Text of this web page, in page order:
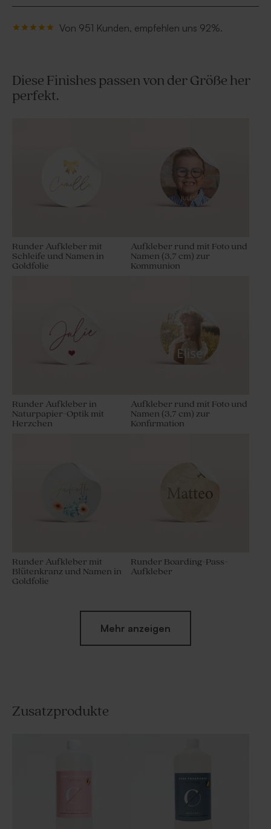
Von 951 Kunden, empfehlen uns 92%.
Diese Finishes passen von der Größe her
perfekt.
Runder Aufkleber mit
Schleife und Namen in
Goldfolie
Aufkleber rund mit Foto und
Namen (3,7 cm) zur
Kommunion
Runder Aufkleber in
Naturpapier-Optik mit
Herzchen
Aufkleber rund mit Foto und
Namen (3,7 cm) zur
Konfirmation
Runder Aufkleber mit
Blütenkranz und Namen in
Goldfolie
Runder Boarding-Pass-
Aufkleber
Mehr anzeigen
Zusatzprodukte